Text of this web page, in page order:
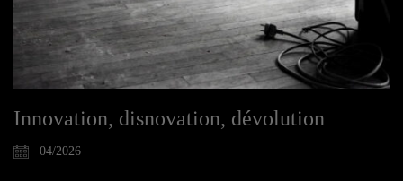
Innovation, disnovation, dévolution
04/2026